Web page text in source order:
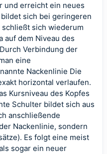
und erreicht ein neues
sich bei geringeren
schließt sich wiederum
auf dem Niveau des
Verbindung der
eine
Nackenlinie Die
horizontal verlaufen.
Kursniveau des Kopfes
Schulter bildet sich aus
anschließende
Nackenlinie, sondern
Es folgt eine meist
sogar ein neuer